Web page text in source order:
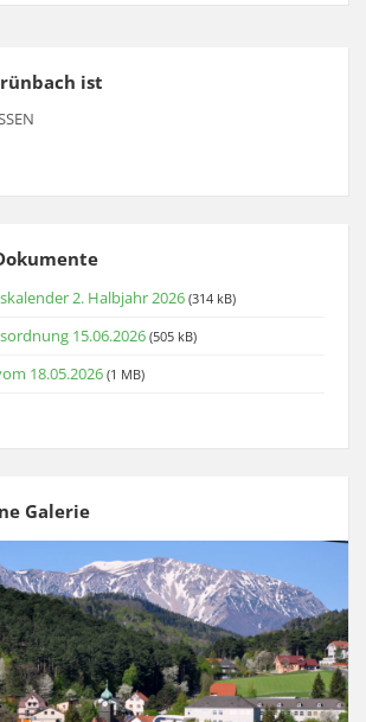
ist
2. Halbjahr 2026 (314 kB)
15.06.2026 (505 kB)
18.05.2026 (1 MB)
Galerie